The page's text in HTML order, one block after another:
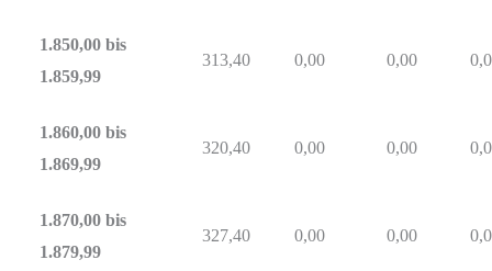
1.850,00 bis
1.859,99
313,40 0,00 0,00
1.860,00 bis
1.869,99
320,40 0,00 0,00
1.870,00 bis
1.879,99
327,40 0,00 0,00